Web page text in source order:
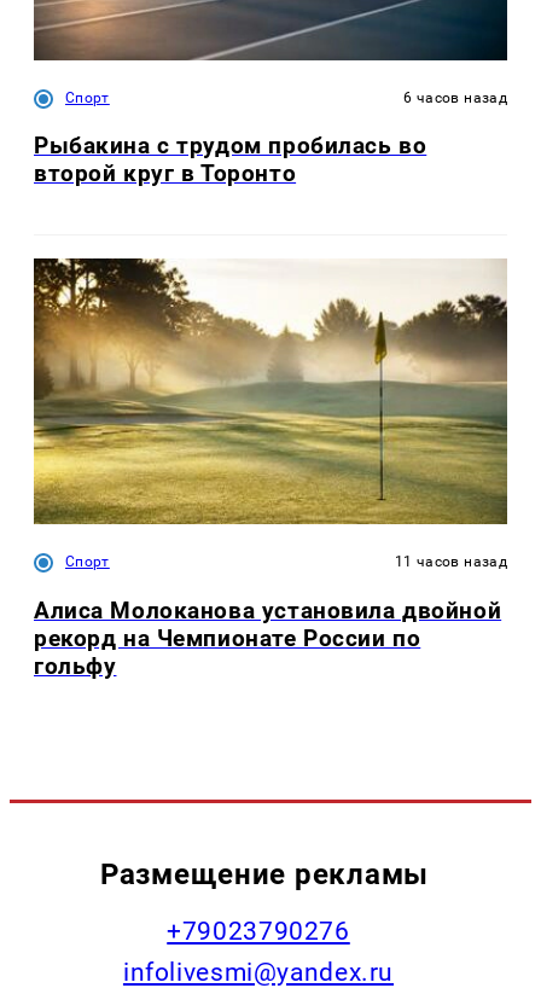
Спорт 6 часов назад
Рыбакина с трудом пробилась во
второй круг в Торонто
Спорт 11 часов назад
Алиса Молоканова установила двойной
рекорд на Чемпионате России по
гольфу
Размещение рекламы
+79023790276
infolivesmi@yandex.ru